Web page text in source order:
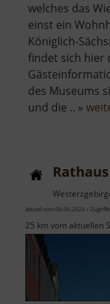
welches das
einst ein
Königlich-
findet sich hier
des Museums
und die .. »
aktuell vom 06.06.2026 /
25 km vom aktuellen